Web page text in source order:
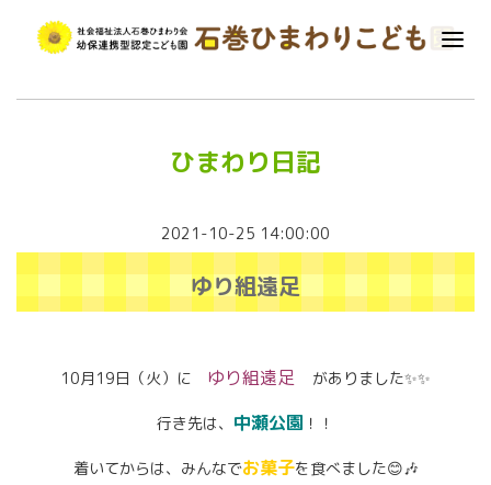
ひまわり日記
2021-10-25 14:00:00
ゆり組遠足
10月19日（火）に ゆり組遠足 がありました✨✨
行き先は、 中瀬公園 ！！
着いてからは、みんなでお菓子を食べました😊🎶